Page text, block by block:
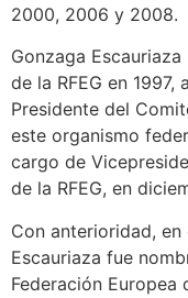
2000, 2006 y 2008.
Gonzaga
de la RFEG en
Presidente del
este organismo
cargo de
de la RFEG, en
Con anterioridad,
Escauriaza fue
Federación